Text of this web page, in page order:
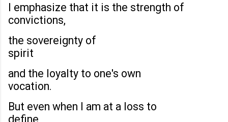
I emphasize that it is the strength of
convictions,
the sovereignty of
spirit
and the loyalty to one's own
vocation.
But even when I am at a loss to
define